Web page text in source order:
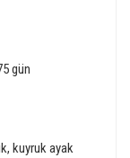
gün
kuyruk ayak